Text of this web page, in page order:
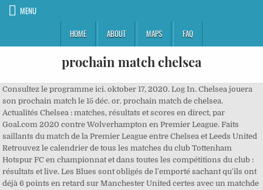
MENU
HOME
ABOUT MAPS FAQ
prochain match chelsea
Consultez le programme ici. oktober 17, 2020. Log In. Chelsea jouera
son prochain match le 15 déc. or. prochain match de chelsea.
Actualités Chelsea : matches, résultats et scores en direct, par
Goal.com 2020 contre Wolverhampton en Premier League. Faits
saillants du match de la Premier League entre Chelsea et Leeds United
Retrouvez le calendrier de tous les matches du club Tottenham
Hotspur FC en championnat et dans toutes les compétitions du club :
résultats et live. Les Blues sont obligés de l'emporté sachant qu'ils ont
déjà 6 points en retard sur Manchester United certes avec un matchde